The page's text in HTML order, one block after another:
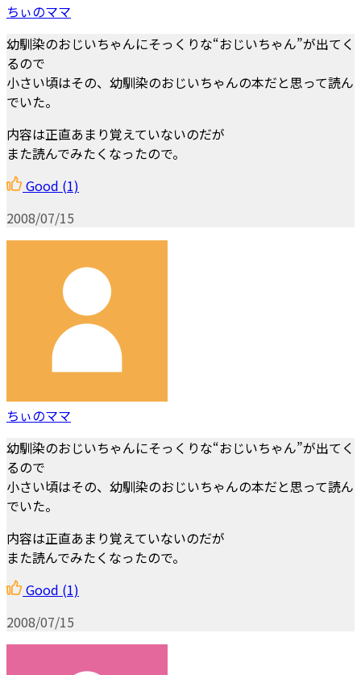
ちぃのママ
幼馴染のおじいちゃんにそっくりな“おじいちゃん”が出てく
るので
小さい頃はその、幼馴染のおじいちゃんの本だと思って読ん
でいた。
内容は正直あまり覚えていないのだが
また読んでみたくなったので。
Good (1)
2008/07/15
ちぃのママ
幼馴染のおじいちゃんにそっくりな“おじいちゃん”が出てく
るので
小さい頃はその、幼馴染のおじいちゃんの本だと思って読ん
でいた。
内容は正直あまり覚えていないのだが
また読んでみたくなったので。
Good (1)
2008/07/15